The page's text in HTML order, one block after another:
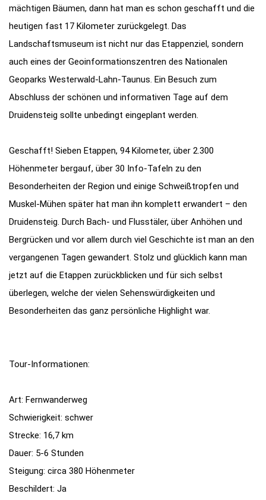
mächtigen Bäumen, dann hat man es schon geschafft und die
heutigen fast 17 Kilometer zurückgelegt. Das
Landschaftsmuseum ist nicht nur das Etappenziel, sondern
auch eines der Geoinformationszentren des Nationalen
Geoparks Westerwald-Lahn-Taunus. Ein Besuch zum
Abschluss der schönen und informativen Tage auf dem
Druidensteig sollte unbedingt eingeplant werden.
Geschafft! Sieben Etappen, 94 Kilometer, über 2.300
Höhenmeter bergauf, über 30 Info-Tafeln zu den
Besonderheiten der Region und einige Schweißtropfen und
Muskel-Mühen später hat man ihn komplett erwandert – den
Druidensteig. Durch Bach- und Flusstäler, über Anhöhen und
Bergrücken und vor allem durch viel Geschichte ist man an den
vergangenen Tagen gewandert. Stolz und glücklich kann man
jetzt auf die Etappen zurückblicken und für sich selbst
überlegen, welche der vielen Sehenswürdigkeiten und
Besonderheiten das ganz persönliche Highlight war.
Tour-Informationen:
Art: Fernwanderweg
Schwierigkeit: schwer
Strecke: 16,7 km
Dauer: 5-6 Stunden
Steigung: circa 380 Höhenmeter
Beschildert: Ja